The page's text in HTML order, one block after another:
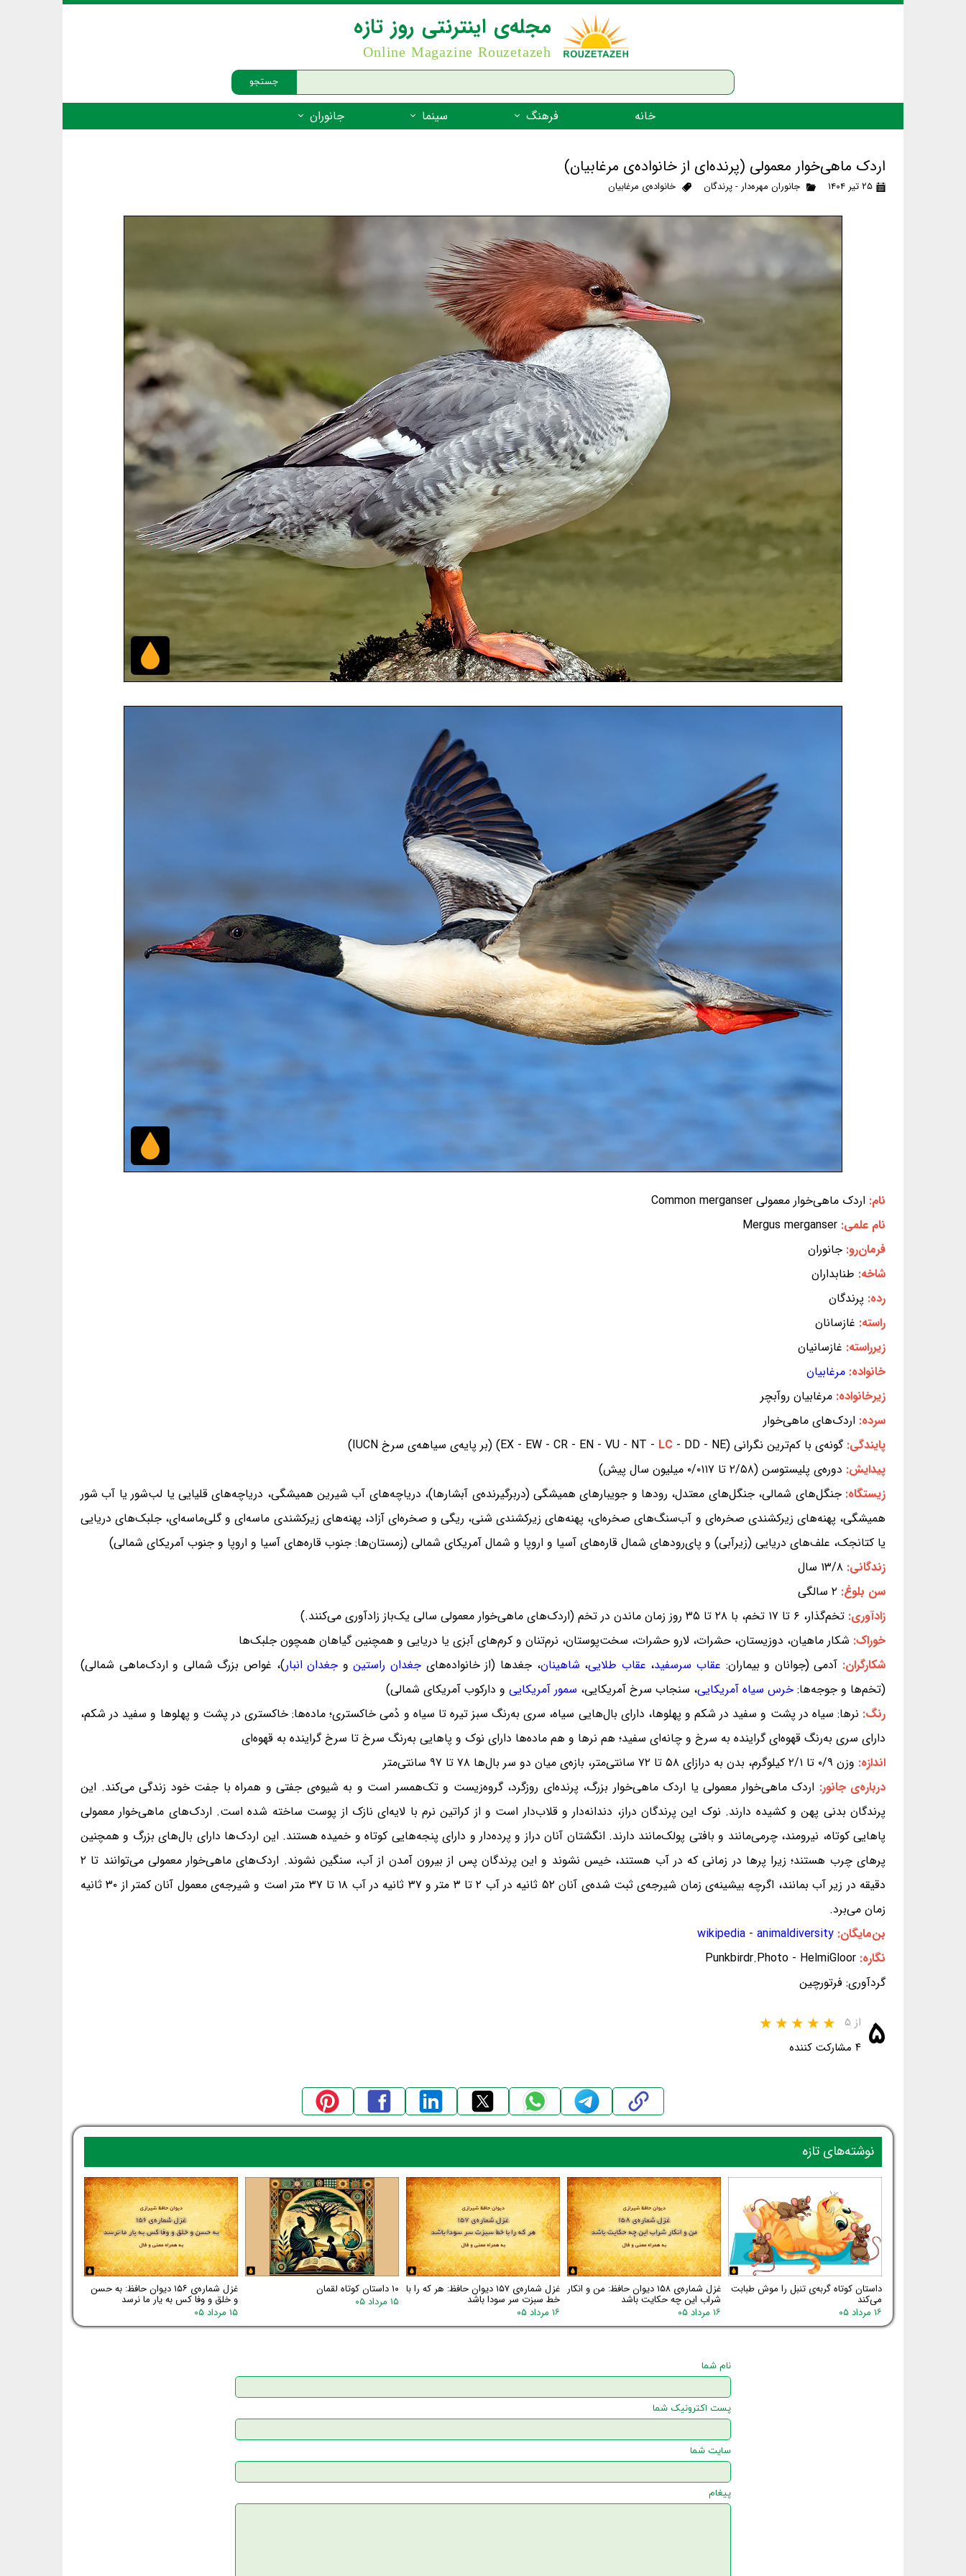
جستجو
مجله‌ی اینترنتی روز تازه
Online Magazine Rouzetazeh
خانه فرهنگ
شعر فارسی
زندگینامه‌ی بزرگان
گفتاورد
سینما جانوران
اردک ماهی‌خوار معمولی (پرنده‌ای از خانواده‌ی مرغابیان)
۲۵ تیر ۱۴۰۴ جانوران مهره‌دار - پرندگان خانواده‌ی مرغابیان
نام: اردک ماهی‌خوار معمولی Common merganser
نام علمی: Mergus merganser
فرمان‌رو: جانوران
شاخه: طنابداران
رده: پرندگان
راسته: غازسانان
زیرراسته: غازسانیان
خانواده: مرغابیان
زیرخانواده: مرغابیان روآبچر
سرده: اردک‌های ماهی‌خوار
پایندگی:گونه‌ی با کم‌ترین نگرانی (EX - EW - CR - EN - VU - NT - LC - DD - NE) (بر پایه‌ی سیاهه‌ی سرخ IUCN)
پیدایش: دوره‌ی پلیستوسن (۲/۵۸ تا ۰/۰۱۱۷ میلیون سال پیش)
زیستگاه:جنگل‌های شمالی، جنگل‌های معتدل، رودها و جویبارهای همیشگی (دربرگیرنده‌ی آبشارها)، دریاچه‌های آب شیرین همیشگی، دریاچه‌های قلیایی یا لب‌شور یا آب شور
همیشگی، پهنه‌های زیرکشندی صخره‌ای و آب‌سنگ‌های صخره‌ای، پهنه‌های زیرکشندی شنی، ریگی و صخره‌ای آزاد، پهنه‌های زیرکشندی ماسه‌ای و گلی‌ماسه‌ای، جلبک‌های دریایی
یا کتانجک، علف‌های دریایی (زیرآبی) و پای‌رودهای شمال قاره‌های آسیا و اروپا و شمال آمریکای شمالی (زمستان‌ها: جنوب قاره‌های آسیا و اروپا و جنوب آمریکای شمالی)
زندگانی: ۱۳/۸ سال
سن بلوغ: ۲ سالگی
زادآوری: تخم‌گذار، ۶ تا ۱۷ تخم، با ۲۸ تا ۳۵ روز زمان ماندن در تخم (اردک‌های ماهی‌خوار معمولی سالی یک‌باز زادآوری می‌کنند.)
خوراک: شکار ماهیان، دوزیستان، حشرات، لارو حشرات، سخت‌پوستان، نرم‌تنان و کرم‌های آبزی یا دریایی و همچنین گیاهان همچون جلبک‌ها
شکارگران: آدمی (جوانان و بیماران: عقاب سرسفید، عقاب طلایی، شاهینان، جغدها (از خانواده‌های جغدان راستینو جغدان انبار)، غواص بزرگ شمالی و اردک‌ماهی شمالی)
(تخم‌ها و جوجه‌ها: خرس سیاه آمریکایی، سنجاب سرخ آمریکایی، سمور آمریکایی و دارکوب آمریکای شمالی)
رنگ: نرها: سیاه در پشت و سفید در شکم و پهلوها، دارای بال‌هایی سیاه، سری به‌رنگ سبز تیره تا سیاه و دُمی خاکستری؛ ماده‌ها: خاکستری در پشت و پهلوها و سفید در شکم،
دارای سری به‌رنگ قهوه‌ای گراینده به سرخ و چانه‌ای سفید؛ هم نرها و هم ماده‌ها دارای نوک و پاهایی به‌رنگ سرخ تا سرخ گراینده به قهوه‌ای
اندازه: وزن ۰/۹ تا ۲/۱ کیلوگرم، بدن به درازای ۵۸ تا ۷۲ سانتی‌متر، بازه‌ی میان دو سر بال‌ها ۷۸ تا ۹۷ سانتی‌متر
درباره‌ی جانور: اردک ماهی‌خوار معمولی یا اردک ماهی‌خوار بزرگ، پرنده‌ای روزگرد، گروه‌زیست و تک‌همسر است و به شیوه‌ی جفتی و همراه با جفت خود زندگی می‌کند. این
پرندگان بدنی پهن و کشیده دارند. نوک این پرندگان دراز، دندانه‌دار و قلا‌ب‌دار است و از کراتین نرم با لایه‌ای نازک از پوست ساخته شده است. اردک‌های ماهی‌خوار معمولی
پاهایی کوتاه، نیرومند، چرمی‌مانند و بافتی پولک‌مانند دارند. انگشتان آنان دراز و پرده‌دار و دارای پنجه‌هایی کوتاه و خمیده هستند. این اردک‌ها دارای بال‌های بزرگ و همچنین
پرهای چرب هستند؛ زیرا پرها در زمانی که در آب هستند، خیس نشوند و این پرندگان پس از بیرون آمدن از آب، سنگین نشوند. اردک‌های ماهی‌خوار معمولی می‌توانند تا ۲
دقیقه در زیر آب بمانند، اگرچه بیشینه‌ی زمان شیرجه‌ی ثبت شده‌ی آنان ۵۲ ثانیه در آب ۲ تا ۳ متر و ۳۷ ثانیه در آب ۱۸ تا ۳۷ متر است و شیرجه‌ی معمول آنان کمتر از ۳۰ ثانیه
زمان می‌برد.
بن‌مایگان:
wikipedia - animaldiversity
نگاره: Punkbirdr.Photo - HelmiGloor
گردآوری: فرتورچین
۵ از ۵
۴ مشارکت کننده
داستان کوتاه گربه‌ی تنبل را موش طبابت
می‌کند
۱۶ مرداد ۰۵
غزل شماره‌ی ۱۵۸ دیوان حافظ: من و انکار
شراب این چه حکایت باشد
۱۶ مرداد ۰۵
غزل شماره‌ی ۱۵۷ دیوان حافظ: هر که را با
خط سبزت سر سودا باشد
۱۶ مرداد ۰۵
۱۰ داستان کوتاه لقمان
۱۵ مرداد ۰۵
غزل شماره‌ی ۱۵۶ دیوان حافظ: به حسن
و خلق و وفا کس به یار ما نرسد
۱۵ مرداد ۰۵
نوشته‌های تازه
نام شما
پست اکترونیک شما
سایت شما
پیغام